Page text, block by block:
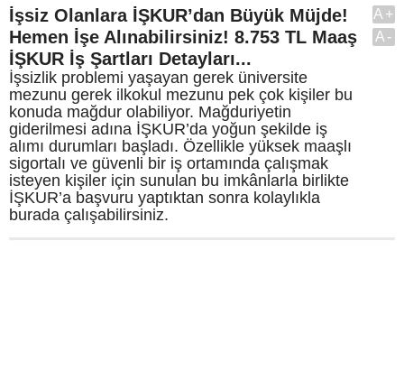
İşsiz Olanlara İŞKUR’dan Büyük Müjde!
Hemen İşe Alınabilirsiniz! 8.753 TL Maaş
İŞKUR İş Şartları Detayları...
İşsizlik problemi yaşayan gerek üniversite
mezunu gerek ilkokul mezunu pek çok kişiler bu
konuda mağdur olabiliyor. Mağduriyetin
giderilmesi adına İŞKUR’da yoğun şekilde iş
alımı durumları başladı. Özellikle yüksek maaşlı
sigortalı ve güvenli bir iş ortamında çalışmak
isteyen kişiler için sunulan bu imkânlarla birlikte
İŞKUR’a başvuru yaptıktan sonra kolaylıkla
burada çalışabilirsiniz.
A+
A-